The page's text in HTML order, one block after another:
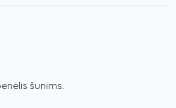
šunims.